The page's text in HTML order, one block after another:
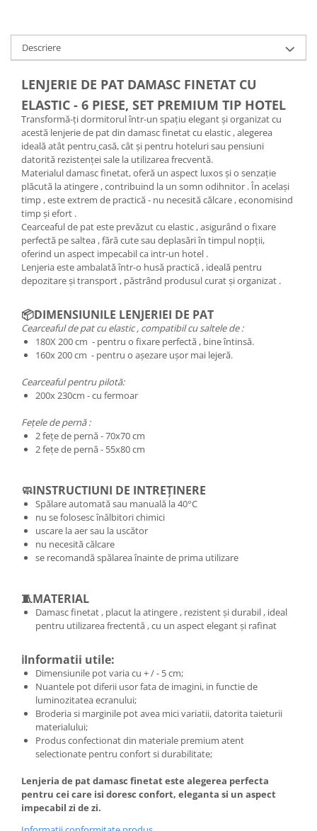
Descriere
LENJERIE DE PAT DAMASC FINETAT CU
ELASTIC - 6 PIESE, SET PREMIUM TIP HOTEL
Transformă-ți dormitorul într-un spațiu elegant și organizat cu
acestă lenjerie de pat din damasc finetat cu elastic , alegerea
ideală atât pentru casă, cât și pentru hoteluri sau pensiuni
datorită rezistenței sale la utilizarea frecventă.
Materialul damasc finetat, oferă un aspect luxos și o senzație
plăcută la atingere , contribuind la un somn odihnitor . În același
timp , este extrem de practică - nu necesită călcare , economisind
timp și efort .
Cearceaful de pat este prevăzut cu elastic , asigurând o fixare
perfectă pe saltea , fără cute sau deplasări în timpul nopții,
oferind un aspect impecabil ca intr-un hotel .
Lenjeria este ambalată într-o husă practică , ideală pentru
depozitare și transport , păstrând produsul curat și organizat .
📦DIMENSIUNILE LENJERIEI DE PAT
Cearceaful de pat cu elastic , compatibil cu saltele de :
180X 200 cm - pentru o fixare perfectă , bine întinsă.
160x 200 cm - pentru o așezare ușor mai lejeră.
Cearceaful pentru pilotă:
200x 230cm - cu fermoar
Fețele de pernă :
2 fețe de pernă - 70x70 cm
2 fețe de pernă - 55x80 cm
🧼INSTRUCTIUNI DE INTREȚINERE
Spălare automată sau manuală la 40°C
nu se folosesc înălbitori chimici
uscare la aer sau la uscător
nu necesită călcare
se recomandă spălarea înainte de prima utilizare
🧵MATERIAL
Damasc finetat , placut la atingere , rezistent și durabil , ideal
pentru utilizarea frectentă , cu un aspect elegant și rafinat
ℹ️Informatii utile:
Dimensiunile pot varia cu + / - 5 cm;
Nuantele pot diferii usor fata de imagini, in functie de
luminozitatea ecranului;
Broderia si marginile pot avea mici variatii, datorita taieturii
materialului;
Produs confectionat din materiale premium atent
selectionate pentru confort si durabilitate;
Lenjeria de pat damasc finetat este alegerea perfecta
pentru cei care isi doresc confort, eleganta si un aspect
impecabil zi de zi.